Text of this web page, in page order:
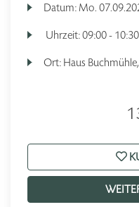
Datum: Mo.
Uhrzeit:09:00 -
Ort: Haus